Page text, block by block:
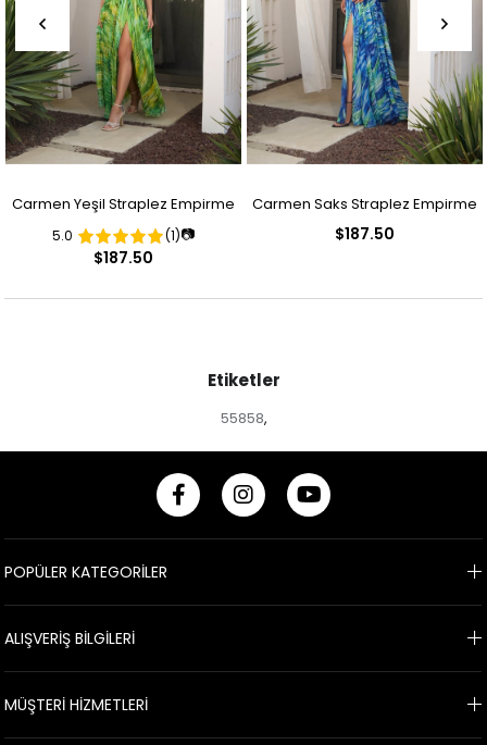
Carmen Yeşil Straplez Empirme
Desenli Abiye Elbise
5.0 (1)📷
$187.50
Carmen Saks Straplez Empirme
$187.50
Etiketler
55858,
POPÜLER KATEGORİLER
ALIŞVERİŞ BİLGİLERİ
MÜŞTERİ HİZMETLERİ